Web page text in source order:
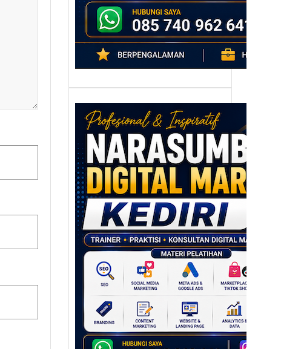
Narasumber
Digital Marketing
Kediri: Membangun
Strategi
Pemasaran
Berbasis Data
untuk Bisnis yang
Bertumbuh
Digital marketing telah
mengubah cara bisnis
berkembang. Dulu,
promosi banyak…